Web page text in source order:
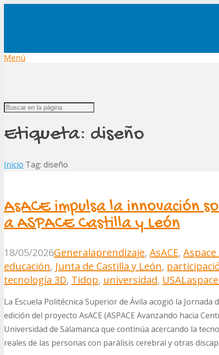
Menú
Etiqueta: diseño
Inicio Tag: diseño
AsACE impulsa la innovación
a ASPACE Castilla y León
18/05/2026Generalaprendizaje, AsACE, Aspace
educación, Junta de Castilla y León,
tecnología 3D, Tidop, universidad, USAL
La Escuela Politécnica Superior de Ávila acogió la
edición del proyecto AsACE (ASPACE Avanzando hacia
Universidad de Salamanca que continúa acercando la
reales de las personas con parálisis cerebral y otras